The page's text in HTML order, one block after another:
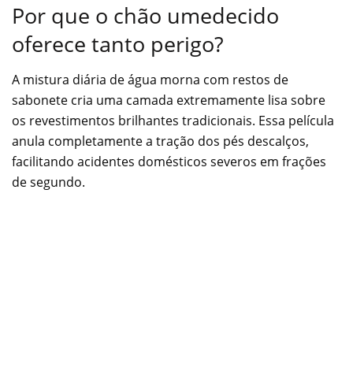
Por que o chão umedecido
oferece tanto perigo?
A mistura diária de água morna com restos de
sabonete cria uma camada extremamente lisa sobre
os revestimentos brilhantes tradicionais. Essa película
anula completamente a tração dos pés descalços,
facilitando acidentes domésticos severos em frações
de segundo.